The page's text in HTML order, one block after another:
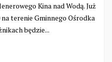
Kina nad Wodą. Już
terenie Gminnego Ośrodka
będzie...